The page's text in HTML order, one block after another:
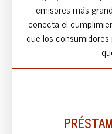
emisores más
conecta el
que los